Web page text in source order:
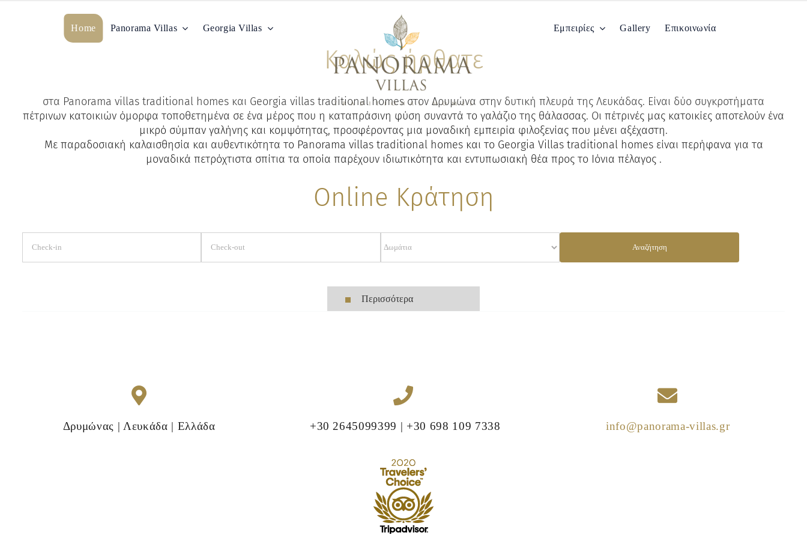
Home Panorama Villas Georgia Villas Εμπειρίες Gallery Επικοινωνία
Καλώς ήρθατε
στα Panorama villas traditional homes και Georgia villas traditional homes στον Δρυμώνα στην δυτική πλευρά της Λευκάδας. Είναι δύο συγκροτήματα
πέτρινων κατοικιών όμορφα τοποθετημένα σε ένα μέρος που η καταπράσινη φύση συναντά το γαλάζιο της θάλασσας. Οι πέτρινές μας κατοικίες αποτελούν ένα
μικρό σύμπαν γαλήνης και κομψότητας, προσφέροντας μια μοναδική εμπειρία φιλοξενίας που μένει αξέχαστη.
Με παραδοσιακή καλαισθησία και αυθεντικότητα το Panorama villas traditional homes και το Georgia Villas traditional homes είναι περήφανα για τα
μοναδικά πετρόχτιστα σπίτια τα οποία παρέχουν ιδιωτικότητα και εντυπωσιακή θέα προς το Ιόνια πέλαγος .
Online Κράτηση
Περισσότερα
Δρυμώνας | Λευκάδα | Ελλάδα +30 2645099399 | +30 698 109 7338 info@panorama-villas.gr